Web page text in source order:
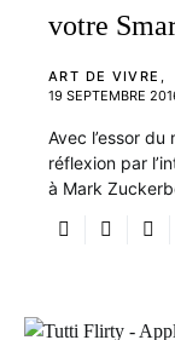
votre
ART DE VIVRE
19 SEPTEMBRE
Avec l’essor
réflexion par
à Mark